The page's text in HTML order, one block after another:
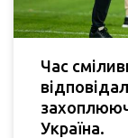
Час
Україна.